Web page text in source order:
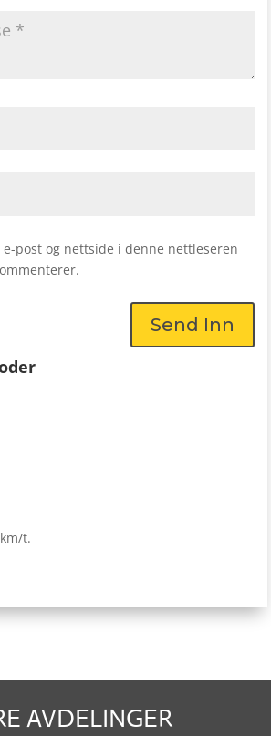
post og nettside i denne nettleseren
Send Inn
t.
AVDELINGER